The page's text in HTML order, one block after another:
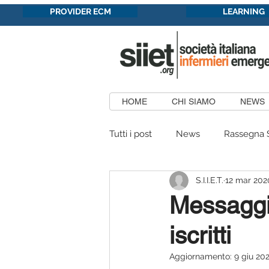
PROVIDER ECM LEARNING
HOME CHI SIAMO NEWS
Tutti i post News Rassegna
Formazione in convenzione
Patrocini Concessi
iscritti
S.I.I.E.T. 12 mar
Aggiornamento: 9 giu